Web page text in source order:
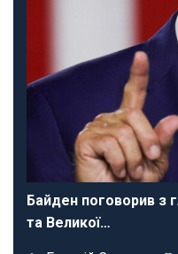
Байден поговорив з
та Великої…